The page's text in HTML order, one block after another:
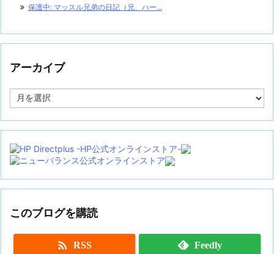
保護中: マッスル兄弟の日記（兄、ハー...
アーカイブ
ー
イ
このブログを購読
 RSS Feedly